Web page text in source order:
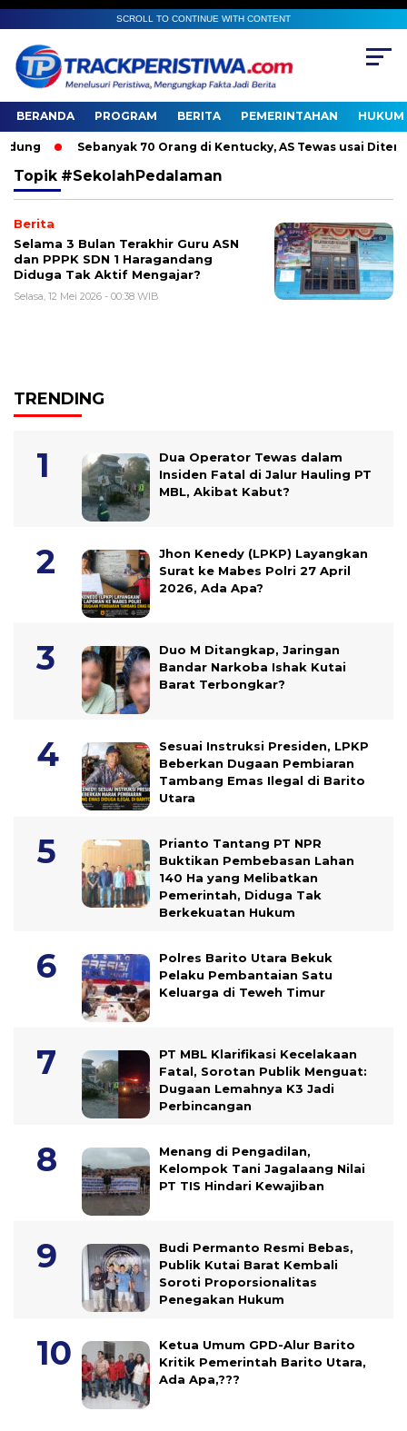
SCROLL TO CONTINUE WITH CONTENT
BERANDA PROGRAM BERITA PEMERINTAHAN HUKUM
Sebanyak 70 Orang di Kentucky, AS Tewas usai
Topik #SekolahPedalaman
Berita
Selama 3 Bulan Terakhir Guru ASN
dan PPPK SDN 1 Haragandang
Diduga Tak Aktif Mengajar?
Selasa, 12 Mei 2026 - 00:38 WIB
TRENDING
Dua Operator Tewas dalam
Insiden Fatal di Jalur Hauling PT
MBL, Akibat Kabut?
Jhon Kenedy (LPKP) Layangkan
Surat ke Mabes Polri 27 April
2026, Ada Apa?
Duo M Ditangkap, Jaringan
Bandar Narkoba Ishak Kutai
Barat Terbongkar?
Sesuai Instruksi Presiden, LPKP
Beberkan Dugaan Pembiaran
Tambang Emas Ilegal di Barito
Utara
Prianto Tantang PT NPR
Buktikan Pembebasan Lahan
140 Ha yang Melibatkan
Pemerintah, Diduga Tak
Berkekuatan Hukum
Polres Barito Utara Bekuk
Pelaku Pembantaian Satu
Keluarga di Teweh Timur
PT MBL Klarifikasi Kecelakaan
Fatal, Sorotan Publik Menguat:
Dugaan Lemahnya K3 Jadi
Perbincangan
Menang di Pengadilan,
Kelompok Tani Jagalaang Nilai
PT TIS Hindari Kewajiban
Budi Permanto Resmi Bebas,
Publik Kutai Barat Kembali
Soroti Proporsionalitas
Penegakan Hukum
Ketua Umum GPD-Alur Barito
Kritik Pemerintah Barito Utara,
Ada Apa,???